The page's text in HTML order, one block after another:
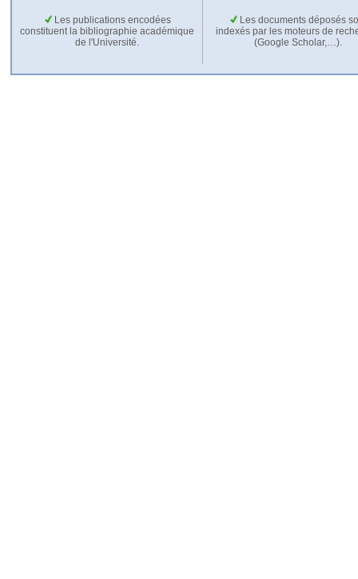
Les publications encodées
constituent la bibliographie académique
de l'Université.
Les documents déposés
indexés par les moteurs de
(Google Scholar,…).